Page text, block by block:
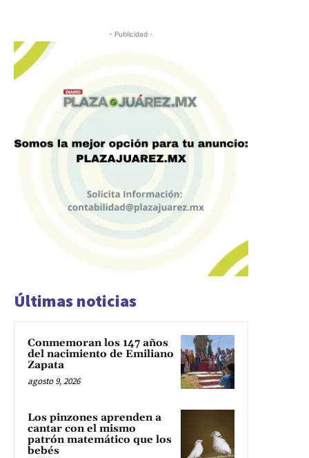
- Publicidad -
Últimas noticias
Conmemoran los 147 años
del nacimiento de Emiliano
Zapata
agosto 9, 2026
Los pinzones aprenden a
cantar con el mismo
patrón matemático que los
bebés